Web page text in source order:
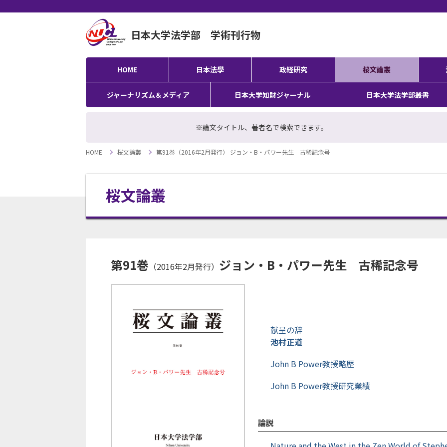
日本大学法学部 学術刊行物
HOME 日本法學 政経研究 桜文論叢
ジャーナリズム＆メディア 日本大学知財ジャーナル 日本大学法学部叢書
※論文タイトル、著者名で検索できます。
HOME 桜文論叢 第91巻（2016年2月発行） ジョン・B・パワー先生 古稀記念号
桜文論叢
第91巻 （2016年2月発行） ジョン・B・パワー先生 古稀記念号
献呈の辞
池村正道
John B Power教授略歴
John B Power教授研究業績
論説